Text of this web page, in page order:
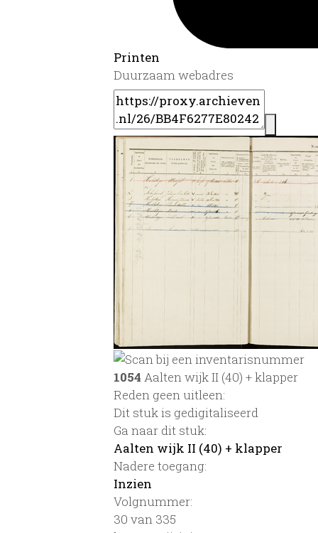
Printen
Duurzaam webadres
1054 Aalten wijk II (40) + klapper
Reden geen uitleen:
Dit stuk is gedigitaliseerd
Ga naar dit stuk:
Aalten wijk II (40) + klapper
Nadere toegang:
Inzien
Volgnummer:
30 van 335